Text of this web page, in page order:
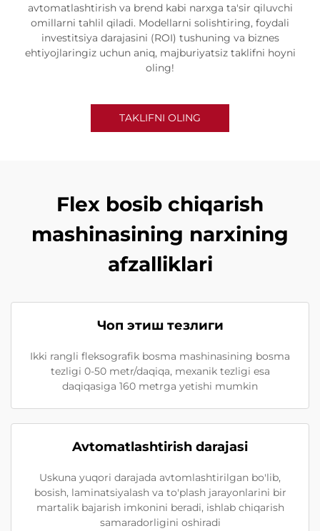
avtomatlashtirish va brend kabi narxga ta'sir qiluvchi
omillarni tahlil qiladi. Modellarni solishtiring, foydali
investitsiya darajasini (ROI) tushuning va biznes
ehtiyojlaringiz uchun aniq, majburiyatsiz taklifni hoyni
oling!
TAKLIFNI OLING
Flex bosib chiqarish
mashinasining narxining
afzalliklari
Чоп этиш тезлиги
Ikki rangli fleksografik bosma mashinasining bosma
tezligi 0-50 metr/daqiqa, mexanik tezligi esa
daqiqasiga 160 metrga yetishi mumkin
Avtomatlashtirish darajasi
Uskuna yuqori darajada avtomlashtirilgan bo'lib,
bosish, laminatsiyalash va to'plash jarayonlarini bir
martalik bajarish imkonini beradi, ishlab chiqarish
samaradorligini oshiradi